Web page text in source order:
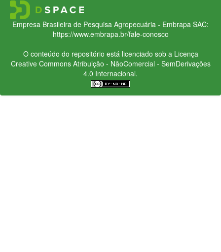
Empresa Brasileira de Pesquisa Agropecuária - Embrapa SAC:
https://www.embrapa.br/fale-conosco
O conteúdo do repositório está licenciado sob a Licença
Creative CommonsAtribuição - NãoComercial - SemDerivações
4.0 Internacional.